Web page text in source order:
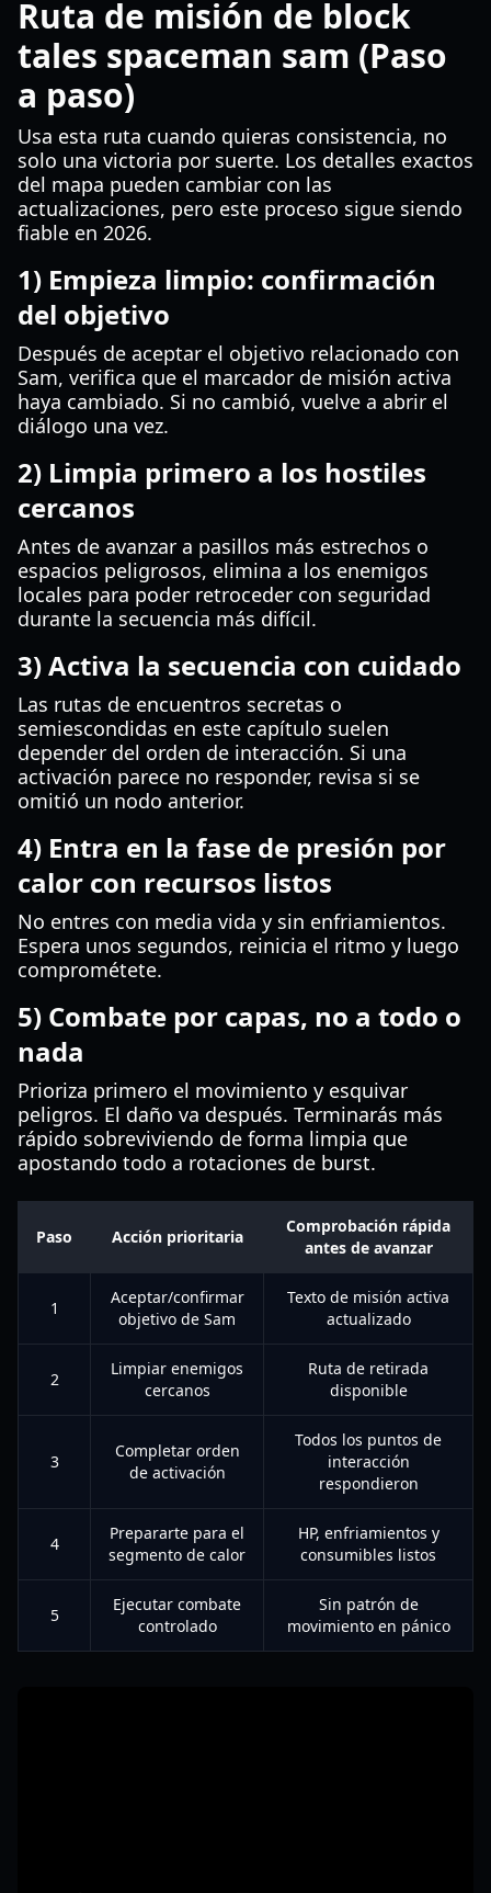
Ruta de misión de block
tales spaceman sam (Paso
a paso)
Usa esta ruta cuando quieras consistencia, no
solo una victoria por suerte. Los detalles exactos
del mapa pueden cambiar con las
actualizaciones, pero este proceso sigue siendo
fiable en 2026.
1) Empieza limpio: confirmación
del objetivo
Después de aceptar el objetivo relacionado con
Sam, verifica que el marcador de misión activa
haya cambiado. Si no cambió, vuelve a abrir el
diálogo una vez.
2) Limpia primero a los hostiles
cercanos
Antes de avanzar a pasillos más estrechos o
espacios peligrosos, elimina a los enemigos
locales para poder retroceder con seguridad
durante la secuencia más difícil.
3) Activa la secuencia con cuidado
Las rutas de encuentros secretas o
semiescondidas en este capítulo suelen
depender del orden de interacción. Si una
activación parece no responder, revisa si se
omitió un nodo anterior.
4) Entra en la fase de presión por
calor con recursos listos
No entres con media vida y sin enfriamientos.
Espera unos segundos, reinicia el ritmo y luego
comprométete.
5) Combate por capas, no a todo o
nada
Prioriza primero el movimiento y esquivar
peligros. El daño va después. Terminarás más
rápido sobreviviendo de forma limpia que
apostando todo a rotaciones de burst.
Paso Acción prioritaria
Comprobación rápida
antes de avanzar
1
Aceptar/confirmar
objetivo de Sam
Texto de misión activa
actualizado
2
Limpiar enemigos
cercanos
Ruta de retirada
disponible
3
Completar orden
de activación
Todos los puntos de
interacción
respondieron
4
Prepararte para el
segmento de calor
HP, enfriamientos y
consumibles listos
5
Ejecutar combate
controlado
Sin patrón de
movimiento en pánico